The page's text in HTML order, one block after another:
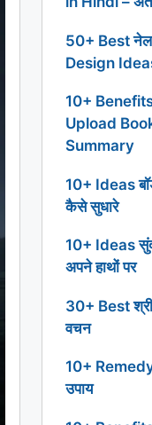
50+ Best नेल
Design
10+
Upload
Summary
10+ Ideas
कैसे सुधारे
10+ Ideas
अपने हाथों पर
30+ Best
वचन
10+ Remedy
उपाय